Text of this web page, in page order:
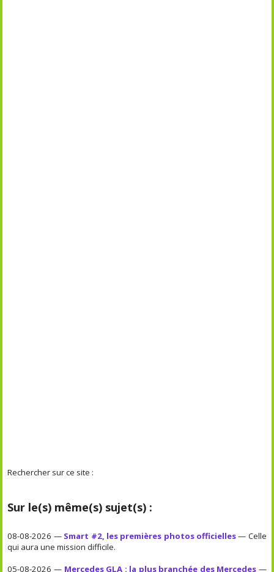
Rechercher sur ce site :
Sur le(s) même(s) sujet(s) :
08-08-2026 — Smart #2, les premières photos officielles— Celle
qui aura une mission difficile.
05-08-2026 — Mercedes GLA : la plus branchée des Mercedes —